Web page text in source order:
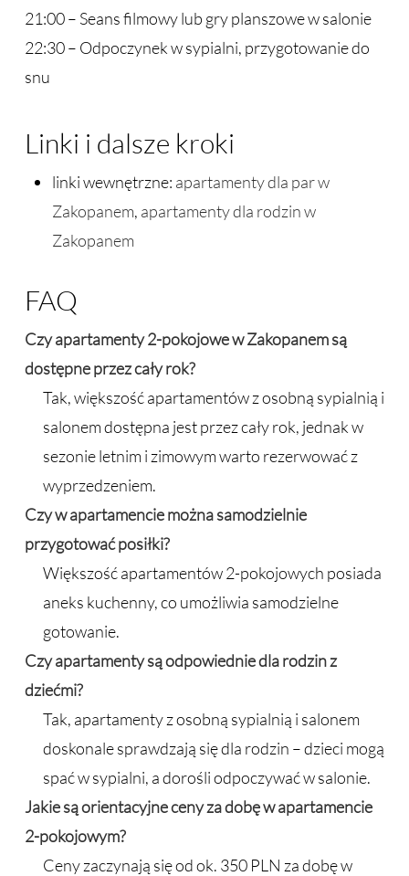
21:00 – Seans filmowy lub gry planszowe w salonie
22:30 – Odpoczynek w sypialni, przygotowanie do
snu
Linki i dalsze kroki
linki wewnętrzne: apartamenty dla par w
Zakopanem, apartamenty dla rodzin w
Zakopanem
FAQ
Czy apartamenty 2-pokojowe w Zakopanem są
dostępne przez cały rok?
Tak, większość apartamentów z osobną sypialnią i
salonem dostępna jest przez cały rok, jednak w
sezonie letnim i zimowym warto rezerwować z
wyprzedzeniem.
Czy w apartamencie można samodzielnie
przygotować posiłki?
Większość apartamentów 2-pokojowych posiada
aneks kuchenny, co umożliwia samodzielne
gotowanie.
Czy apartamenty są odpowiednie dla rodzin z
dziećmi?
Tak, apartamenty z osobną sypialnią i salonem
doskonale sprawdzają się dla rodzin – dzieci mogą
spać w sypialni, a dorośli odpoczywać w salonie.
Jakie są orientacyjne ceny za dobę w apartamencie
2-pokojowym?
Ceny zaczynają się od ok. 350 PLN za dobę w